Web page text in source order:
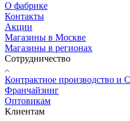
О фабрике
Контакты
Акции
Магазины в Москве
Магазины в регионах
Сотрудничество
Контрактное производство и
Франчайзинг
Оптовикам
Клиентам